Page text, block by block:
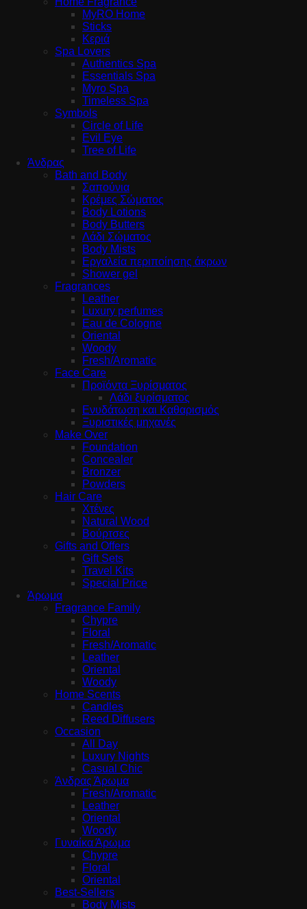
MyRO Home
Sticks
Κεριά
Spa Lovers
Authentics Spa
Essentials Spa
Myro Spa
Timeless Spa
Symbols
Circle of Life
Evil Eye
Tree of Life
Άνδρας
Bath and Body
Σαπούνια
Κρέμες Σώματος
Body Lotions
Body Butters
Λάδι Σώματος
Body Mists
Εργαλεία περιποίησης άκρων
Shower gel
Fragrances
Leather
Luxury perfumes
Eau de Cologne
Oriental
Woody
Fresh/Aromatic
Face Care
Προϊόντα Ξυρίσματος
Λάδι ξυρίσματος
Ενυδάτωση και Καθαρισμός
Ξυριστικές μηχανές
Make Over
Foundation
Concealer
Bronzer
Powders
Hair Care
Χτένες
Natural Wood
Βούρτσες
Gifts and Offers
Gift Sets
Travel Kits
Special Price
Άρωμα
Fragrance Family
Chypre
Floral
Fresh/Aromatic
Leather
Oriental
Woody
Home Scents
Candles
Reed Diffusers
Occasion
All Day
Luxury Nights
Casual Chic
Άνδρας Άρωμα
Fresh/Aromatic
Leather
Oriental
Woody
Γυναίκα Άρωμα
Chypre
Floral
Oriental
Best-Sellers
Body Mists